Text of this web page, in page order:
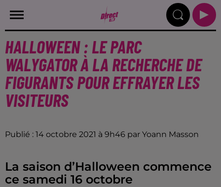
HALLOWEEN : LE PARC
WALYGATOR À LA RECHERCHE DE
FIGURANTS POUR EFFRAYER LES
VISITEURS
Publié : 14 octobre 2021 à 9h46 par Yoann Masson
La saison d’Halloween commence
ce samedi 16 octobre